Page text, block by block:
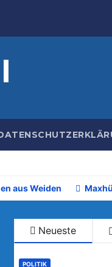
aus Weiden
Neueste
POLITIK